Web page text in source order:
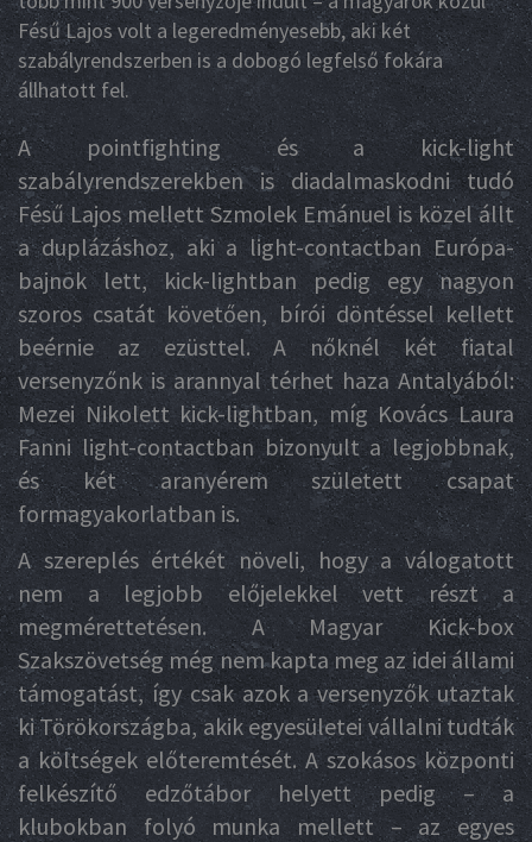
Fésű Lajos volt a legeredményesebb, aki két
szabályrendszerben is a dobogó legfelső fokára
állhatott fel.
A pointfighting és a kick-light
szabályrendszerekben is diadalmaskodni tudó
Fésű Lajos mellett Szmolek Emánuel is közel állt
a duplázáshoz, aki a light-contactban Európa-
bajnok lett, kick-lightban pedig egy nagyon
szoros csatát követően, bírói döntéssel kellett
beérnie az ezüsttel. A nőknél két fiatal
versenyzőnk is arannyal térhet haza Antalyából:
Mezei Nikolett kick-lightban, míg Kovács Laura
Fanni light-contactban bizonyult a legjobbnak,
és két aranyérem született csapat
formagyakorlatban is.
A szereplés értékét növeli, hogy a válogatott
nem a legjobb előjelekkel vett részt a
megmérettetésen. A Magyar Kick-box
Szakszövetség még nem kapta meg az idei állami
támogatást, így csak azok a versenyzők utaztak
ki Törökországba, akik egyesületei vállalni tudták
a költségek előteremtését. A szokásos központi
felkészítő edzőtábor helyett pedig – a
klubokban folyó munka mellett – az egyes